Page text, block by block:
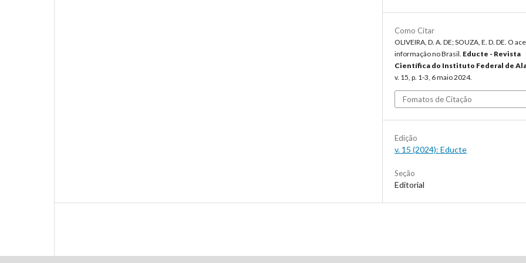
Como Citar
OLIVEIRA, D. A. DE; SOUZA, E. D. DE. O
informação no Brasil. Educte - Revista
Científica do Instituto Federal de
v. 15, p. 1-3, 6 maio 2024.
Fomatos de Citação
Edição
v. 15 (2024): Educte
Seção
Editorial